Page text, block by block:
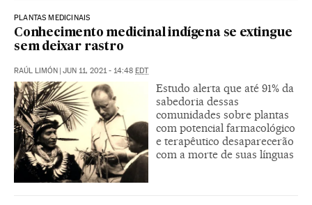
PLANTAS MEDICINAIS
Conhecimento medicinal indígena se extingue
sem deixar rastro
RAÚL LIMÓN JUN 11, 2021 - 14:48 EDT
Estudo alerta que até 91% da
sabedoria dessas
comunidades sobre plantas
com potencial farmacológico
e terapêutico desaparecerão
com a morte de suas línguas